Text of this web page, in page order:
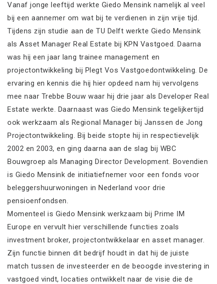
Vanaf jonge leeftijd werkte Giedo Mensink namelijk al veel
bij een aannemer om wat bij te verdienen in zijn vrije tijd.
Tijdens zijn studie aan de TU Delft werkte Giedo Mensink
als Asset Manager Real Estate bij KPN Vastgoed. Daarna
was hij een jaar lang trainee management en
projectontwikkeling bij Plegt Vos Vastgoedontwikkeling. De
ervaring en kennis die hij hier opdeed nam hij vervolgens
mee naar Trebbe Bouw waar hij drie jaar als Developer Real
Estate werkte. Daarnaast was Giedo Mensink tegelijkertijd
ook werkzaam als Regional Manager bij Janssen de Jong
Projectontwikkeling. Bij beide stopte hij in respectievelijk
2002 en 2003, en ging daarna aan de slag bij WBC
Bouwgroep als Managing Director Development. Bovendien
is Giedo Mensink de initiatiefnemer voor een fonds voor
beleggershuurwoningen in Nederland voor drie
pensioenfondsen.
Momenteel is Giedo Mensink werkzaam bij Prime IM
Europe en vervult hier verschillende functies zoals
investment broker, projectontwikkelaar en asset manager.
Zijn functie binnen dit bedrijf houdt in dat hij de juiste
match tussen de investeerder en de beoogde investering in
vastgoed vindt, locaties ontwikkelt naar de visie die de